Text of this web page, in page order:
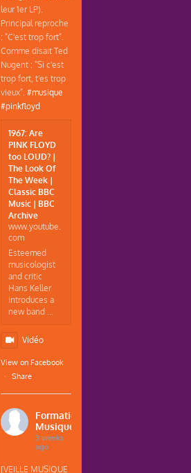
leur 1er LP).
Principal reproche
: "C'est trop fort".
Comme disait Ted
Nugent : "Si c'est
trop fort, t'es trop
vieux".#musique
#pinkfloyd
1967: Are
PINK FLOYD
too LOUD? |
The Look Of
The Week |
Classic BBC
Music | BBC
Archive
www.youtube.
com
Esteemed
musicologist
and critic
Hans Keller
introduces a
new band ...
Vidéo
View on Facebook
·
Share
Formations
Musique
3 weeks
ago
[VEILLE MUSIQUE